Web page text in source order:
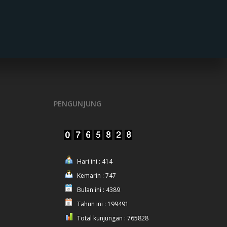
PENGUNJUNG
Hari ini : 414
Kemarin : 747
Bulan ini : 4389
Tahun ini : 199491
Total kunjungan : 765828